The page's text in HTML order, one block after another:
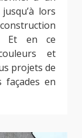
lors
Et en ce
et
projets de
façades en